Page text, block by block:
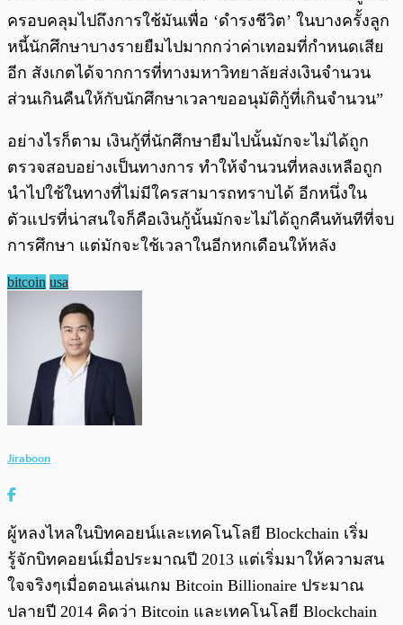
ครอบคลุมไปถึงการใช้มันเพื่อ ‘ดำรงชีวิต’ ในบางครั้งลูก
หนี้นักศึกษาบางรายยืมไปมากกว่าค่าเทอมที่กำหนดเสีย
อีก สังเกตได้จากการที่ทางมหาวิทยาลัยส่งเงินจำนวน
ส่วนเกินคืนให้กับนักศึกษาเวลาขออนุมัติกู้ที่เกินจำนวน”
อย่างไรก็ตาม เงินกู้ที่นักศึกษายืมไปนั้นมักจะไม่ได้ถูก
ตรวจสอบอย่างเป็นทางการ ทำให้จำนวนที่หลงเหลือถูก
นำไปใช้ในทางที่ไม่มีใครสามารถทราบได้ อีกหนึ่งใน
ตัวแปรที่น่าสนใจก็คือเงินกู้นั้นมักจะไม่ได้ถูกคืนทันทีที่จบ
การศึกษา แต่มักจะใช้เวลาในอีกหกเดือนให้หลัง
bitcoin usa
Jiraboon
ผู้หลงไหลในบิทคอยน์และเทคโนโลยี Blockchain เริ่ม
รู้จักบิทคอยน์เมื่อประมาณปี 2013 แต่เริ่มมาให้ความสน
ใจจริงๆเมื่อตอนเล่นเกม Bitcoin Billionaire ประมาณ
ปลายปี 2014 คิดว่า Bitcoin และเทคโนโลยี Blockchain